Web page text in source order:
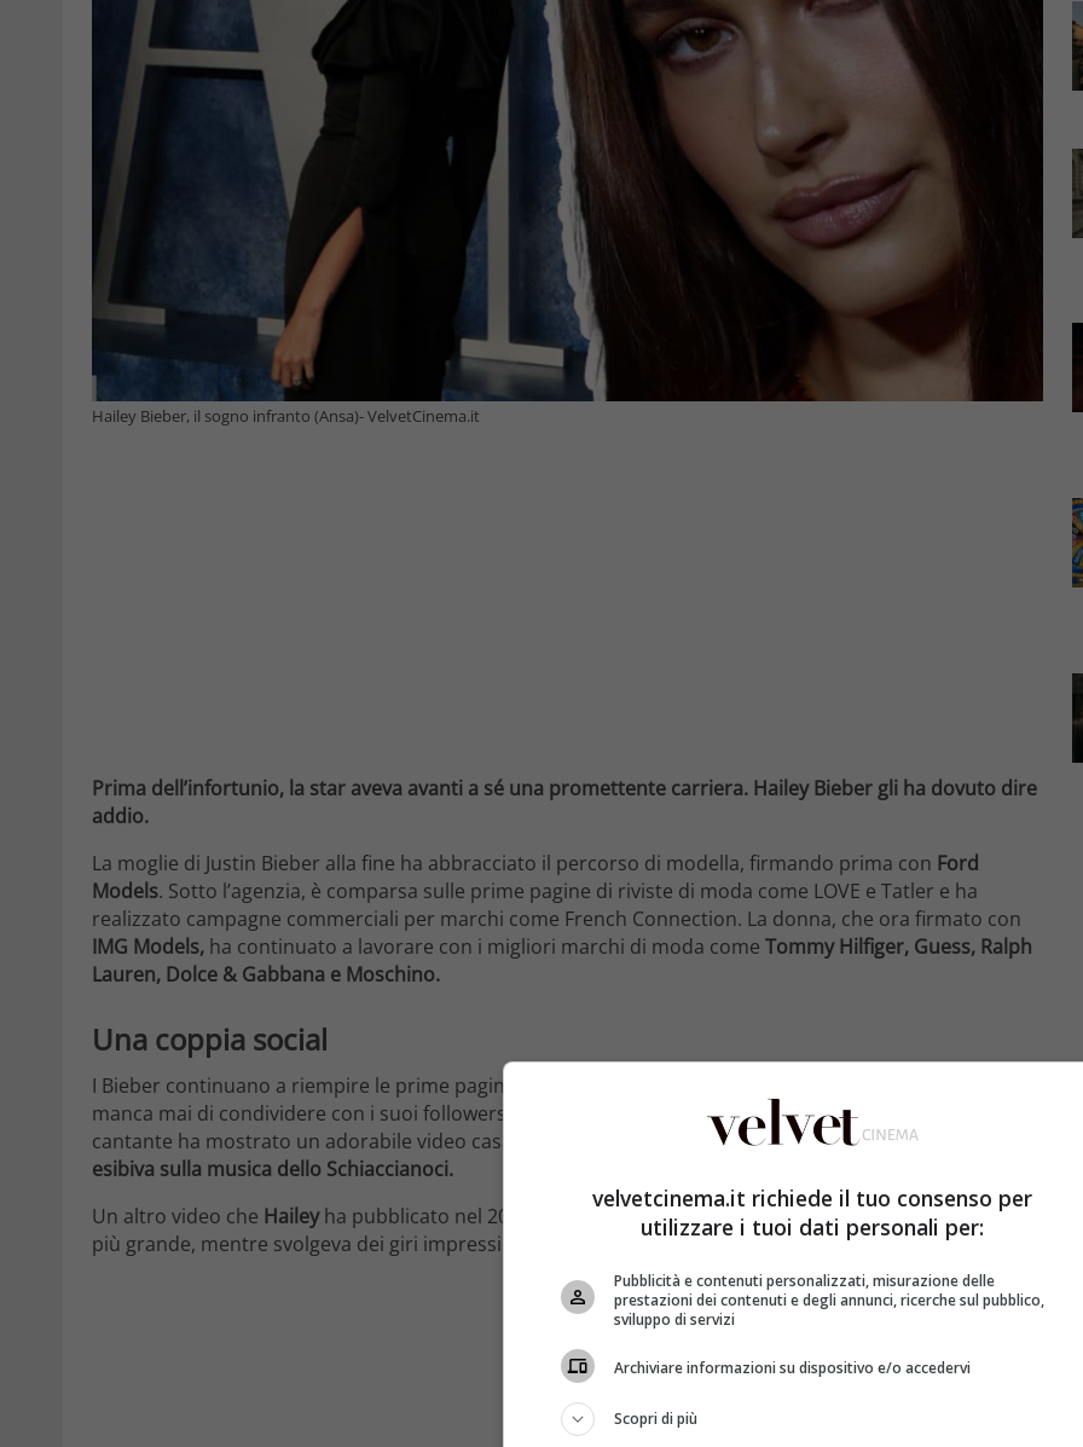
Hailey Bieber, il sogno infranto (Ansa)- VelvetCinema.it
Prima dell’infortunio, la star aveva avanti a sé una promettente carriera. Hailey Bieber gli ha dovuto dire
addio.
La moglie di Justin Bieber alla fine ha abbracciato il percorso di modella, firmando prima con Ford
Models. Sotto l’agenzia, è comparsa sulle prime pagine di riviste di moda come LOVE e Tatler e ha
realizzato campagne commerciali per marchi come French Connection. La donna, che ora firmato con
IMG Models, ha continuato a lavorare con i migliori marchi di moda come Tommy Hilfiger, Guess, Ralph
Lauren, Dolce & Gabbana e Moschino.
Una coppia social
I Bieber continuano a riempire le prime pagine dei giornali.
manca mai di condividere con i suoi followers i momenti più teneri della coppia. Ultimamente, il
cantante ha mostrato un adorabile video casalingo di quando Hailey era solo una bambina, mentre
esibiva sulla musica dello Schiaccianoci.
Un altro video che Haileyha pubblicato nel 2016, mostrava le esibizioni della modella quando era un po’
più grande, mentre svolgeva dei giri impressionanti e movimenti aggraziati sulle punte.
velvetcinema.it richiede il tuo consenso per
utilizzare i tuoi dati personali per:
Pubblicità e contenuti personalizzati, misurazione delle
prestazioni dei contenuti e degli annunci, ricerche sul pubblico,
sviluppo di servizi
Archiviare informazioni su dispositivo e/o accedervi
Scopri di più